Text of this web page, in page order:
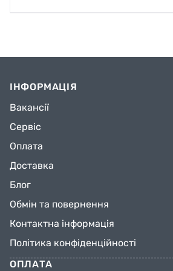
Запах: Характерный для
Температура замерзания
стандарта DIN/ISO 3016): -30°C;
DIN/ISO 2592): более 280°C;
Плотность при 20°C (Согласно
Растворимость в воде при
не растворим;
ІНФОРМАЦІЯ
Вакансії
Сервіс
Оплата
Доставка
Блог
Обмін та повернення
Контактна інформація
Політика конфіденційності
ОПЛАТА